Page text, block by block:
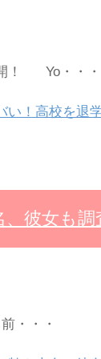
！ Yo・・・
い！高校を退
彼女も調
・・・